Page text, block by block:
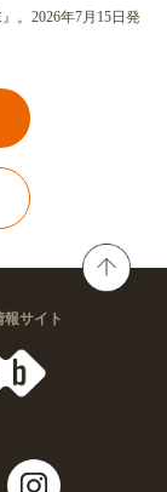
。2026年7月15日発
サイト